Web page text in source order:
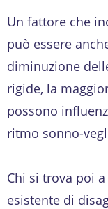
Un fattore che
può essere
diminuzione
rigide, la
possono
ritmo sonno-
Chi si trova poi
esistente di